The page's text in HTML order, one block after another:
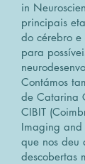
in
principais
do cérebro e
para
Contámos
de Catarina
CIBIT
Imaging and
que nos deu
descobertas